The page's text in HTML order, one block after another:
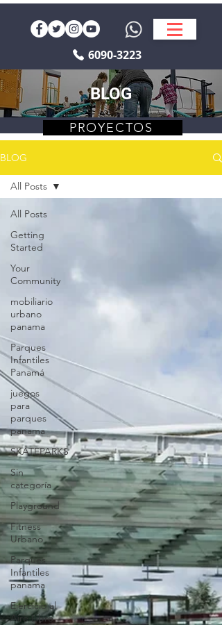
6090-3223
BLOG
PROYECTOS
BLOG
All Posts
Getting
Started
Your
Community
mobiliario
urbano
panama
Parques
Infantiles
Panamá
juegos
para
parques
panama
SKATEPARKS
Sin
categoría
Playground
Fitness
Urbano
Parques
Infantiles
panama
Ejercicio al
Aire Libre
All Posts